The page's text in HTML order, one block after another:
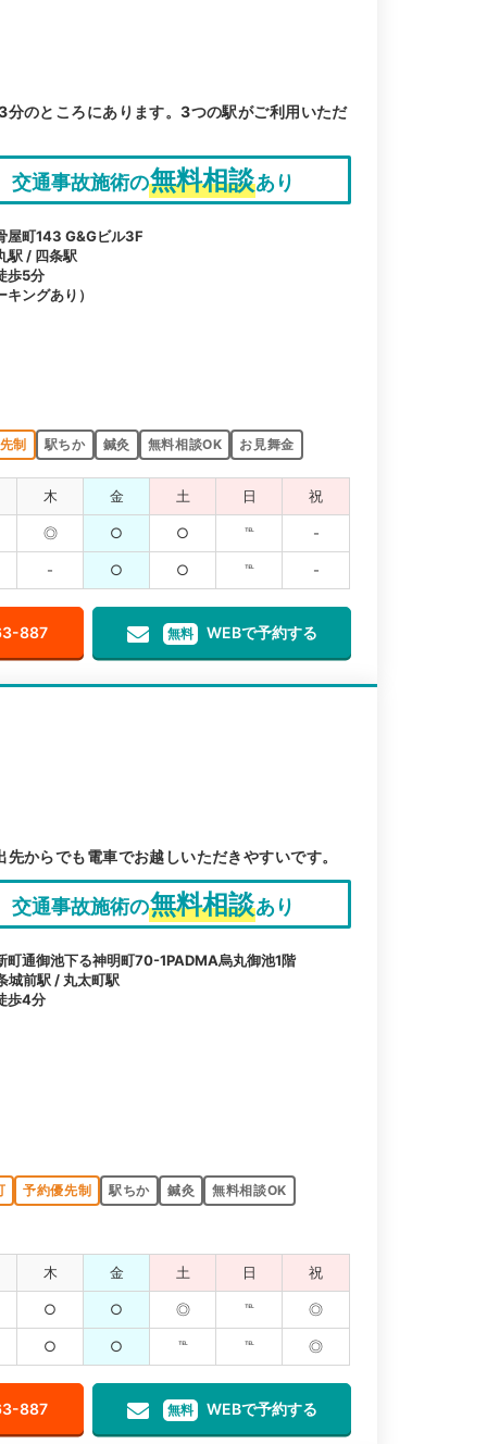
のところにあります。3つの駅がご利用いただ
交通事故施術の無料相談あり
屋町143 G&Gビル3F
駅 / 四条駅
歩5分
ングあり）
制 駅ちか 鍼灸 無料相談OK お見舞金
木 金 土 日 祝
◎ ○ ○ ℡ -
- ○ ○ ℡ -
887 無料 WEBで予約する
からでも電車でお越しいただきやすいです。
交通事故施術の無料相談あり
町通御池下る神明町70-1PADMA烏丸御池1階
城前駅 / 丸太町駅
歩4分
予約優先制 駅ちか 鍼灸 無料相談OK
木 金 土 日 祝
○ ○ ◎ ℡ ◎
○ ○ ℡ ℡ ◎
887 無料 WEBで予約する